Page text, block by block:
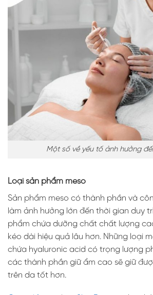
Một số về yếu tố ảnh hưởng
Loại sản phẩm meso
Sản phẩm meso có thành phần và
làm ảnh hưởng lớn đến thời gian duy
phẩm chứa dưỡng chất chất lượng
kéo dài hiệu quả lâu hơn. Những loại
chứa hyaluronic acid có trọng lượng
các thành phần giữ ẩm cao sẽ giữ
trên da tốt hơn.